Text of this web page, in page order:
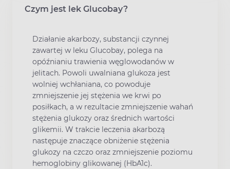
Czym jest lek Glucobay?
Działanie akarbozy, substancji czynnej
zawartej w leku Glucobay, polega na
opóźnianiu trawienia węglowodanów w
jelitach. Powoli uwalniana glukoza jest
wolniej wchłaniana, co powoduje
zmniejszenie jej stężenia we krwi po
posiłkach, a w rezultacie zmniejszenie wahań
stężenia glukozy oraz średnich wartości
glikemii. W trakcie leczenia akarbozą
następuje znaczące obniżenie stężenia
glukozy na czczo oraz zmniejszenie poziomu
hemoglobiny glikowanej (HbA1c).